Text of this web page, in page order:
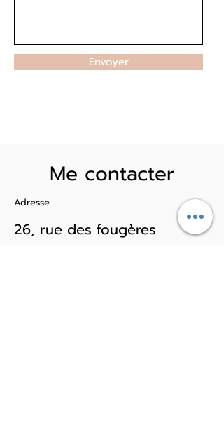
Envoyer
Me contacter
Adresse
26, rue des fougères